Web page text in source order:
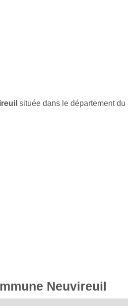
située dans le département du
Neuvireuil